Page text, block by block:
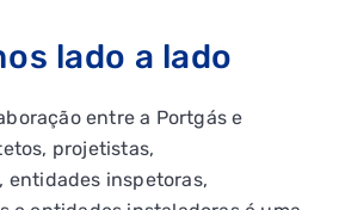
lado a lado
entre a Portgás e
projetistas,
entidades inspetoras,